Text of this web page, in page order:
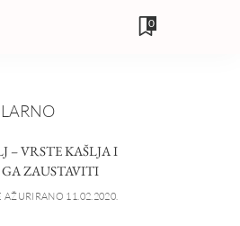
0
– VRSTE KAŠLJA I
ZAUSTAVITI
AŽURIRANO 11.02.2020.